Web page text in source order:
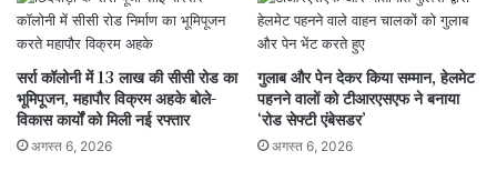
सर्रा कॉलोनी में 13 लाख की सीसी रोड का
भूमिपूजन, महापौर विक्रम अहके बोले-
विकास कार्यों को मिली नई रफ्तार
अगस्त 6, 2026
गुलाब और पेन देकर किया सम्मान, हेलमेट
पहनने वालों को टीआरएसएफ ने बनाया
‘रोड सेफ्टी एंबेसडर’
अगस्त 6, 2026